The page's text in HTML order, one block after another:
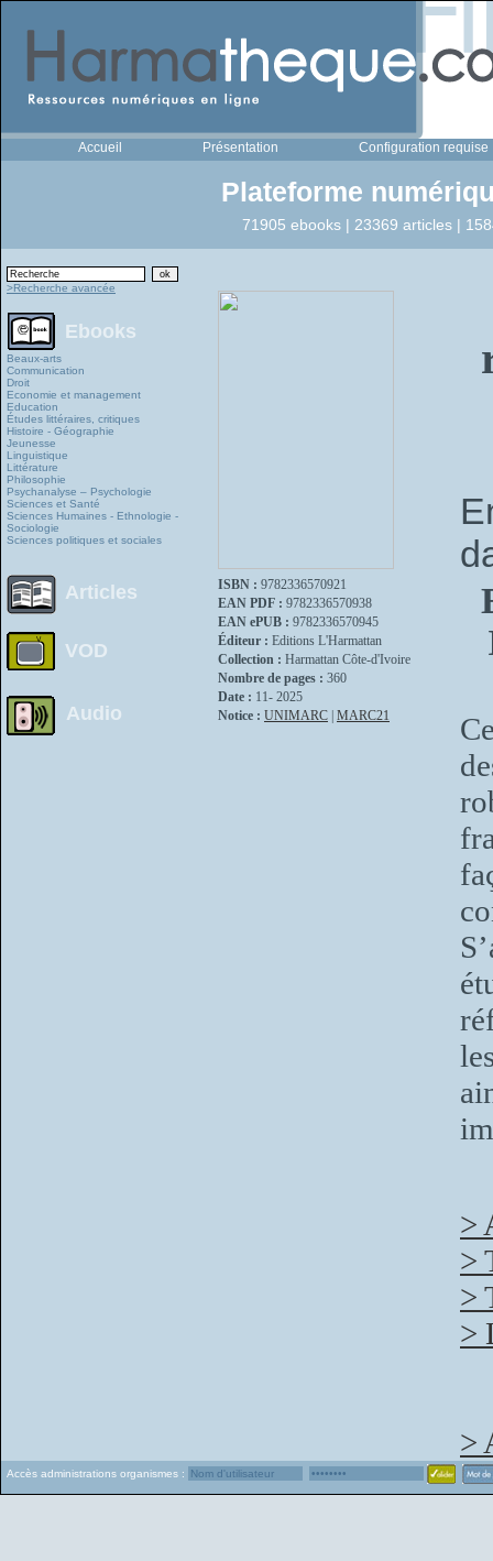
Accueil Présentation Configuration requise
Plateforme
71905 ebooks | 23369 articles |
>Recherche avancée
Ebooks
Beaux-arts
Communication
Droit
Economie et management
Education
Études littéraires, critiques
Histoire - Géographie
Jeunesse
Linguistique
Littérature
Philosophie
Psychanalyse – Psychologie
Sciences et Santé
Sciences Humaines - Ethnologie -
Sociologie
Sciences politiques et sociales
Articles
VOD
Audio
ISBN : 9782336570921
EAN PDF : 9782336570938
EAN ePUB : 9782336570945
Éditeur : Editions L'Harmattan
Collection : Harmattan Côte-d'Ivoire
Nombre de pages : 360
Date : 11- 2025
Notice : UNIMARC MARC21
>
>
>
>
>
Accès administrations organismes :